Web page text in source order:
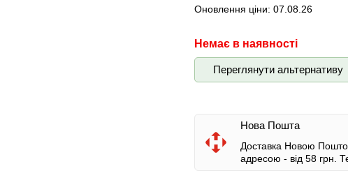
Оновлення ціни: 07.08.26
Немає в наявності
Переглянути альтернативу
Нова Пошта
Доставка Новою
адресою - від 58 грн.